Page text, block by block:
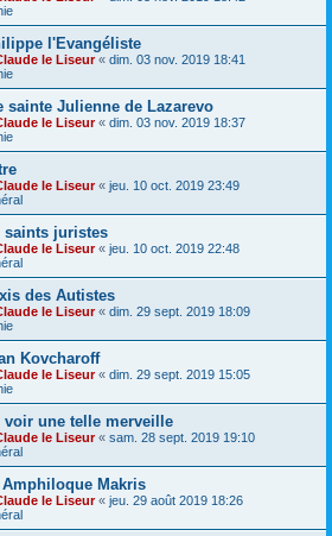
l'Evangéliste
le Liseur« dim. 03 nov. 2019 18:41
sainte Julienne de Lazarevo
le Liseur« dim. 03 nov. 2019 18:37
le Liseur« jeu. 10 oct. 2019 23:49
saints juristes
le Liseur« jeu. 10 oct. 2019 22:48
des Autistes
le Liseur« dim. 29 sept. 2019 18:09
Kovcharoff
le Liseur« dim. 29 sept. 2019 15:05
voir une telle merveille
le Liseur« sam. 28 sept. 2019 19:10
Makris
le Liseur« jeu. 29 août 2019 18:26